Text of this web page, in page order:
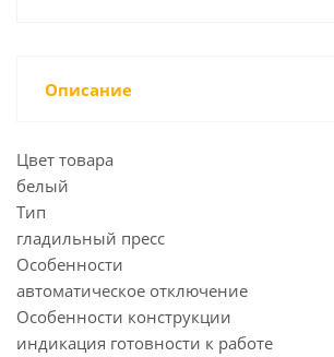
Описание
Цвет товара
белый
Тип
гладильный пресс
Особенности
автоматическое отключение
Особенности конструкции
индикация готовности к работе